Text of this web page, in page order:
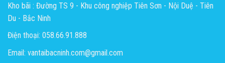
Kho bãi : Đường TS 9 - Khu công nghiệp Tiên Sơn - Nội Duệ - Tiên
Du - Bắc Ninh
Điện thoại: 058.66.91.888
Email: vantaibacninh.com@gmail.com